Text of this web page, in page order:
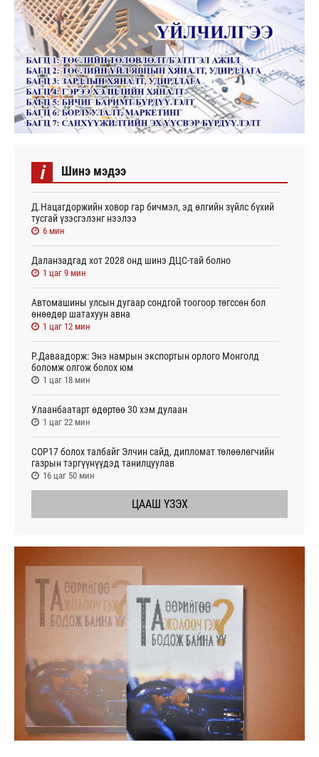
i Шинэ мэдээ
Д.Нацагдоржийн ховор гар бичмэл, эд өлгийн зүйлс бүхий
тусгай үзэсгэлэнг нээлээ
6 мин
Даланзадгад хот 2028 онд шинэ ДЦС-тай болно
1 цаг 9 мин
Автомашины улсын дугаар сондгой тоогоор төгссөн бол
өнөөдөр шатахуун авна
1 цаг 12 мин
Р.Даваадорж: Энэ намрын экспортын орлого Монголд
боломж олгож болох юм
1 цаг 18 мин
Улаанбаатарт өдөртөө 30 хэм дулаан
1 цаг 22 мин
СОР17 болох талбайг Элчин сайд, дипломат төлөөлөгчийн
газрын тэргүүнүүдэд танилцуулав
16 цаг 50 мин
ЦААШ ҮЗЭХ